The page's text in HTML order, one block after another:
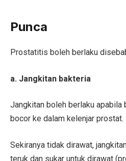
Punca
Prostatitis boleh berlaku
a. Jangkitan bakteria
Jangkitan boleh berlaku apabila
bocor ke dalam kelenjar prostat.
Sekiranya tidak dirawat,
teruk dan sukar untuk dirawat